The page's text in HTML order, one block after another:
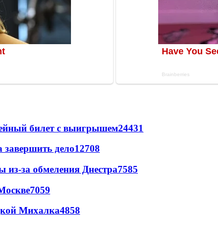
билет с выигрышем24431
завершить дело12708
из-за обмеления Днестра7585
7059
Михалка4858